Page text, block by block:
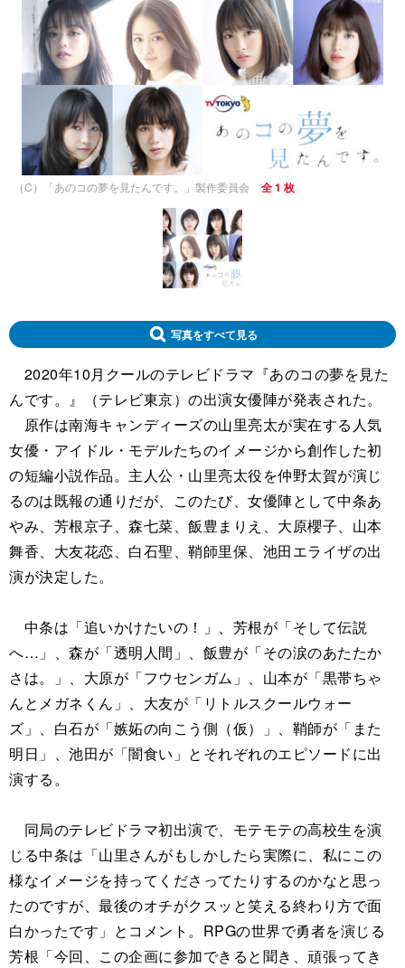
（C）「あのコの夢を見たんです。」製作委員会 全 1 枚
写真をすべて見る
2020年10月クールのテレビドラマ『あのコの夢を見た
んです。』（テレビ東京）の出演女優陣が発表された。
原作は南海キャンディーズの山里亮太が実在する人気
女優・アイドル・モデルたちのイメージから創作した初
の短編小説作品。主人公・山里亮太役を仲野太賀が演じ
るのは既報の通りだが、このたび、女優陣として中条あ
やみ、芳根京子、森七菜、飯豊まりえ、大原櫻子、山本
舞香、大友花恋、白石聖、鞘師里保、池田エライザの出
演が決定した。
中条は「追いかけたいの！」、芳根が「そして伝説
へ…」、森が「透明人間」、飯豊が「その涙のあたたか
さは。」、大原が「フウセンガム」、山本が「黒帯ちゃ
んとメガネくん」、大友が「リトルスクールウォー
ズ」、白石が「嫉妬の向こう側（仮）」、鞘師が「また
明日」、池田が「闇食い」とそれぞれのエピソードに出
演する。
同局のテレビドラマ初出演で、モテモテの高校生を演
じる中条は「山里さんがもしかしたら実際に、私にこの
様なイメージを持ってくださってたりするのかなと思っ
たのですが、最後のオチがクスッと笑える終わり方で面
白かったです」とコメント。RPGの世界で勇者を演じる
芳根「今回、この企画に参加できると聞き、頑張ってき